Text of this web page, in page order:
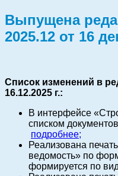
Выпущена
2025.12 от 16
Список изменений в
16.12.2025 г.:
В интерфейсе
списком
подробнее;
Реализована
ведомость» по
формируется по